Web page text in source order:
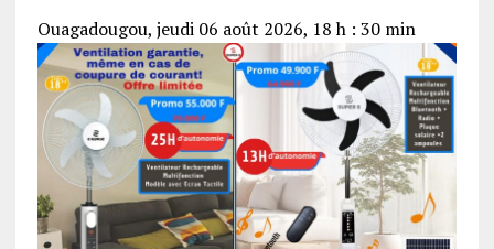
Ouagadougou, jeudi 06 août 2026, 18 h : 30 min